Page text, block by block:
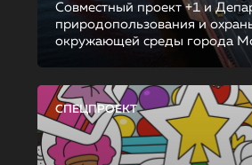
Совместный проект +1 и
природопользования и
окружающей среды города
СПЕЦПРОЕКТ